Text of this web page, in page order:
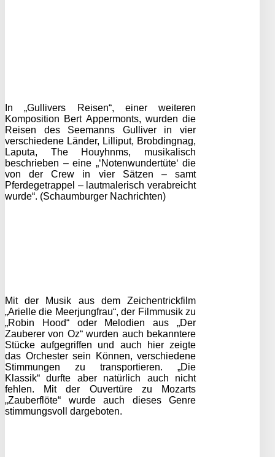
In „Gullivers Reisen“, einer weiteren
Komposition Bert Appermonts, wurden die
Reisen des Seemanns Gulliver in vier
verschiedene Länder, Lilliput, Brobdingnag,
Laputa, The Houyhnms, musikalisch
beschrieben – eine „‘Notenwundertüte‘ die
von der Crew in vier Sätzen – samt
Pferdegetrappel – lautmalerisch verabreicht
wurde“. (Schaumburger Nachrichten)
Mit der Musik aus dem Zeichentrickfilm
„Arielle die Meerjungfrau“, der Filmmusik zu
„Robin Hood“ oder Melodien aus „Der
Zauberer von Oz“ wurden auch bekanntere
Stücke aufgegriffen und auch hier zeigte
das Orchester sein Können, verschiedene
Stimmungen zu transportieren. „Die
Klassik“ durfte aber natürlich auch nicht
fehlen. Mit der Ouvertüre zu Mozarts
„Zauberflöte“ wurde auch dieses Genre
stimmungsvoll dargeboten.